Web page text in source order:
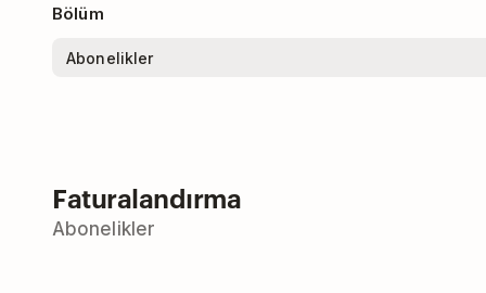
Bölüm
Faturalandırma
Abonelikler